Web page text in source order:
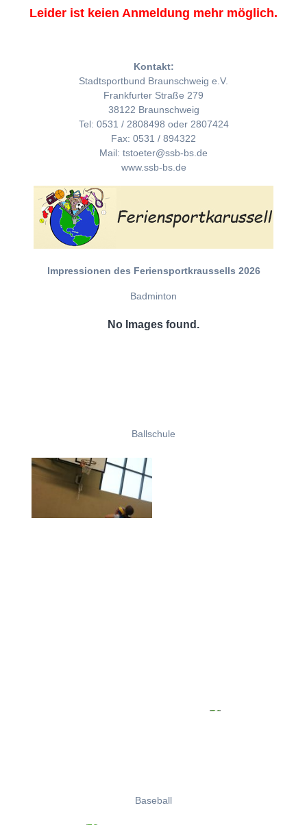
Leider ist keien Anmeldung mehr möglich.
Kontakt:
Stadtsportbund Braunschweig e.V.
Frankfurter Straße 279
38122 Braunschweig
Tel: 0531 / 2808498 oder 2807424
Fax: 0531 / 894322
Mail: tstoeter@ssb-bs.de
www.ssb-bs.de
Impressionen des Feriensportkraussells 2026
Badminton
No Images found.
Ballschule
Baseball